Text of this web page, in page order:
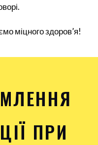
міцного здоров’я!
ПРИ